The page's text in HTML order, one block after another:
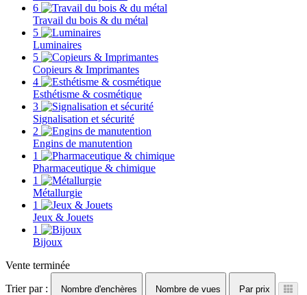
6
Travail du bois & du métal
5
Luminaires
5
Copieurs & Imprimantes
4
Esthétisme & cosmétique
3
Signalisation et sécurité
2
Engins de manutention
1
Pharmaceutique & chimique
1
Métallurgie
1
Jeux & Jouets
1
Bijoux
Vente terminée
Trier par :
Nombre d'enchères Nombre de vues Par prix